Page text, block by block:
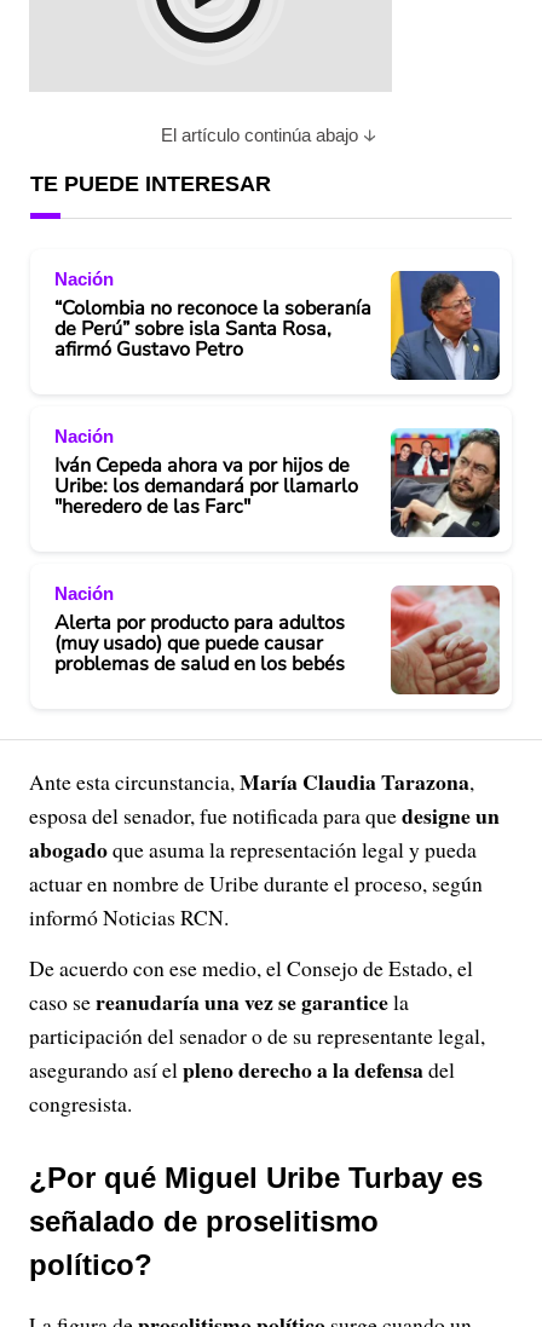
El artículo continúa abajo
TE PUEDE INTERESAR
Nación
“Colombia no reconoce la soberanía
de Perú” sobre isla Santa Rosa,
afirmó Gustavo Petro
Nación
Iván Cepeda ahora va por hijos de
Uribe: los demandará por llamarlo
"heredero de las Farc"
Nación
Alerta por producto para adultos
(muy usado) que puede causar
problemas de salud en los bebés
Ante esta circunstancia,María Claudia Tarazona,
esposa del senador, fue notificada para quedesigne un
abogadoque asuma la representación legal y pueda
actuar en nombre de Uribe durante el proceso, según
informó Noticias RCN.
De acuerdo con ese medio, el Consejo de Estado, el
caso sereanudaría una vez se garanticela
participación del senador o de su representante legal,
asegurando así elpleno derecho a la defensadel
congresista.
¿Por qué Miguel Uribe Turbay es
señalado de proselitismo
político?